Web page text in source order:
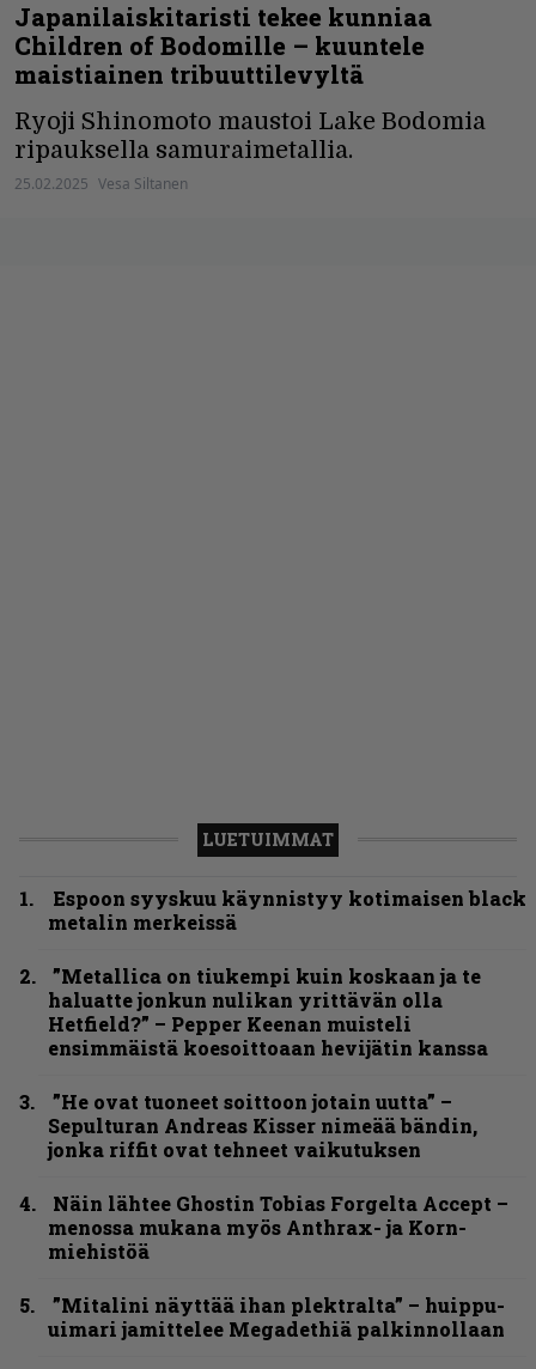
Japanilaiskitaristi tekee kunniaa
Children of Bodomille – kuuntele
maistiainen tribuuttilevyltä
Ryoji Shinomoto maustoi Lake Bodomia
ripauksella samuraimetallia.
25.02.2025 Vesa Siltanen
LUETUIMMAT
Espoon syyskuu käynnistyy kotimaisen black
metalin merkeissä
”Metallica on tiukempi kuin koskaan ja te
haluatte jonkun nulikan yrittävän olla
Hetfield?” – Pepper Keenan muisteli
ensimmäistä koesoittoaan hevijätin kanssa
”He ovat tuoneet soittoon jotain uutta” –
Sepulturan Andreas Kisser nimeää bändin,
jonka riffit ovat tehneet vaikutuksen
Näin lähtee Ghostin Tobias Forgelta Accept –
menossa mukana myös Anthrax- ja Korn-
miehistöä
”Mitalini näyttää ihan plektralta” – huippu-
uimari jamittelee Megadethiä palkinnollaan